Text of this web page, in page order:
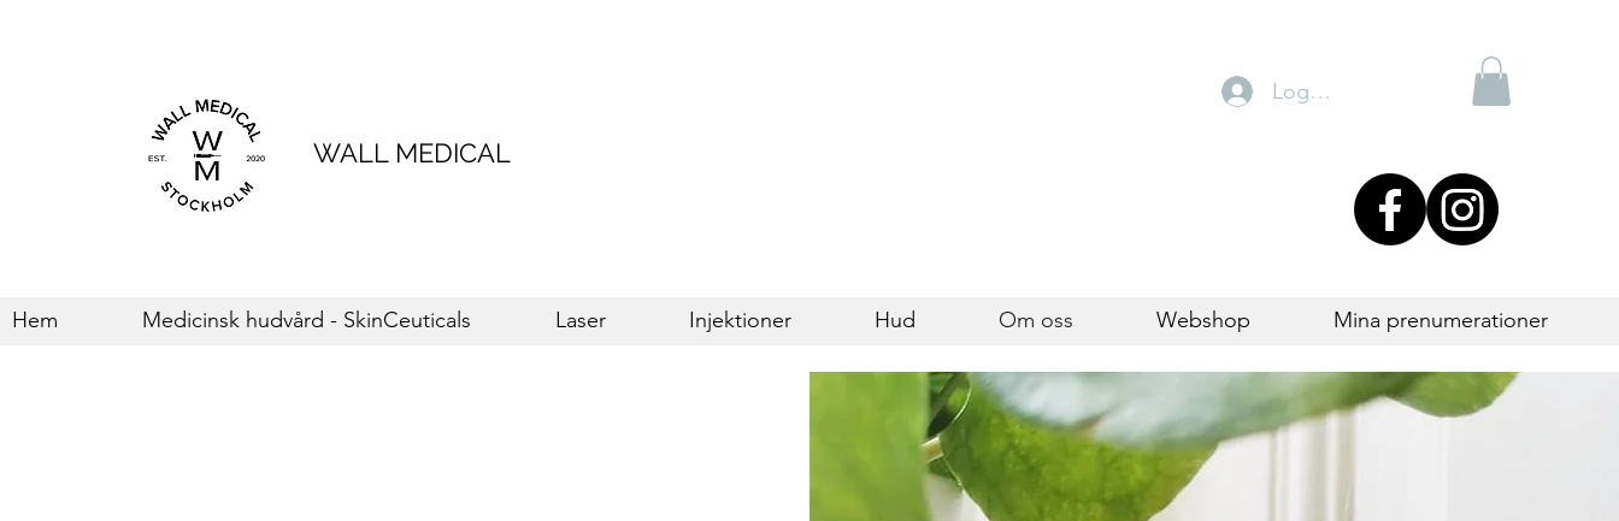
WALL MEDICAL
Logga in
Hem Medicinsk hudvård - SkinCeuticals Laser Injektioner Hud Om oss Webshop Mina prenumerationer